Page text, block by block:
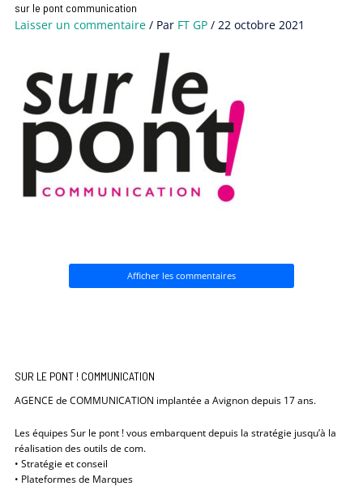
sur le pont communication
Laisser un commentaire / Par FT GP/22 octobre 2021
Afficher les commentaires
SUR LE PONT ! COMMUNICATION
AGENCE de COMMUNICATION implantée a Avignon depuis 17 ans.
Les équipes Sur le pont ! vous embarquent depuis la stratégie jusqu’à la
réalisation des outils de com.
• Stratégie et conseil
• Plateformes de Marques